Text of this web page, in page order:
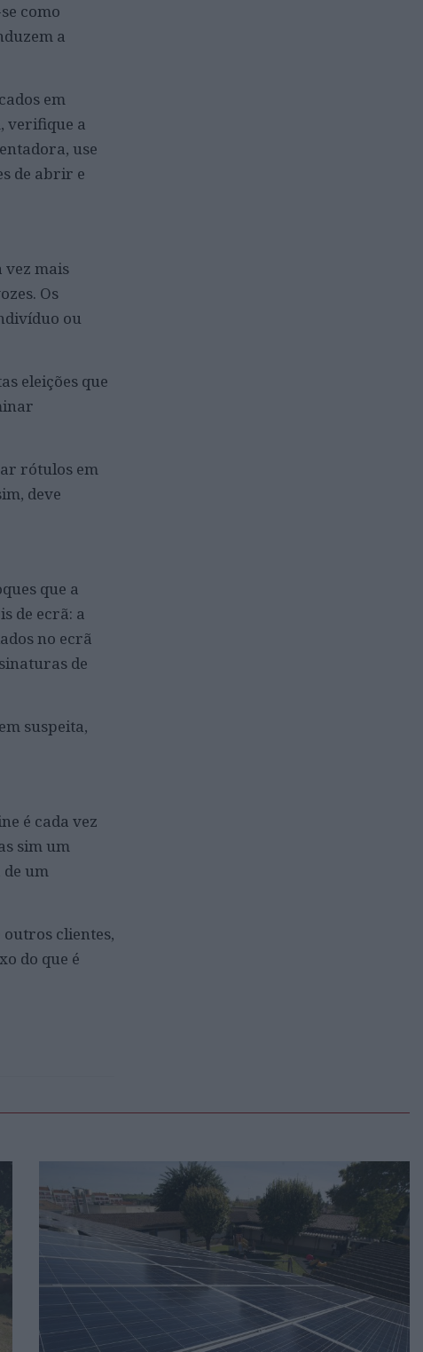
como
a
em
verifique a
use
de abrir e
vez mais
Os
ou
eleições que
rótulos em
deve
que a
de ecrã: a
no ecrã
de
suspeita,
é cada vez
sim um
de um
clientes,
do que é